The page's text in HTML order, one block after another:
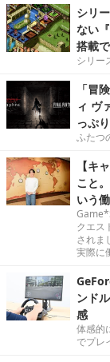
シリ
ない
搭載
シリー
「冒
ィ ヴ
っぷ
ふたつ
【キ
こと
いう
クエス
されま
実際に
ンド
感
体感的
でプレ